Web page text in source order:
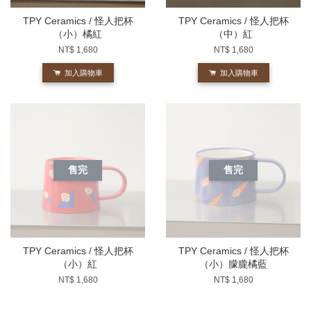
TPY Ceramics / 怪人把杯
（小）橘紅
NT$ 1,680
加入購物車
TPY Ceramics / 怪人把杯
（中）紅
NT$ 1,680
加入購物車
售完
TPY Ceramics / 怪人把杯
（小）紅
NT$ 1,680
售完
TPY Ceramics / 怪人把杯
（小）朦朧橘藍
NT$ 1,680